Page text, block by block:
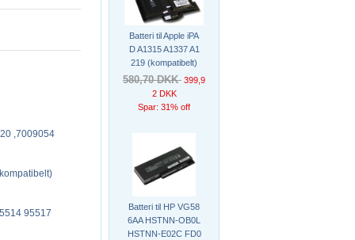
,7009054
95517
Batteri til Apple iPA
D A1315 A1337 A1
219 (kompatibelt)
580,70 DKK 399,9
2 DKK
Spar: 31% off
Batteri til HP VG58
6AA HSTNN-OB0L
HSTNN-E02C FD0